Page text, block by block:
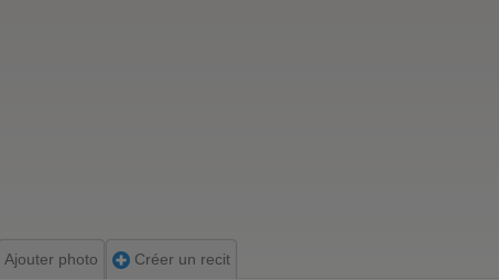
Ajouter photo Créer un recit